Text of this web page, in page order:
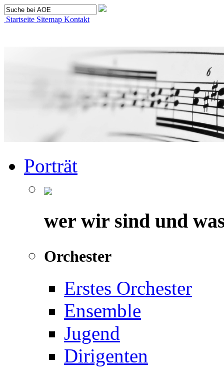
Startseite Sitemap Kontakt
Porträt
wer wir sind und
Orchester
Erstes Orchester
Ensemble
Jugend
Dirigenten